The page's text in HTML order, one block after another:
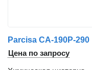
Parcisa CA-190P-290
Цена по запросу